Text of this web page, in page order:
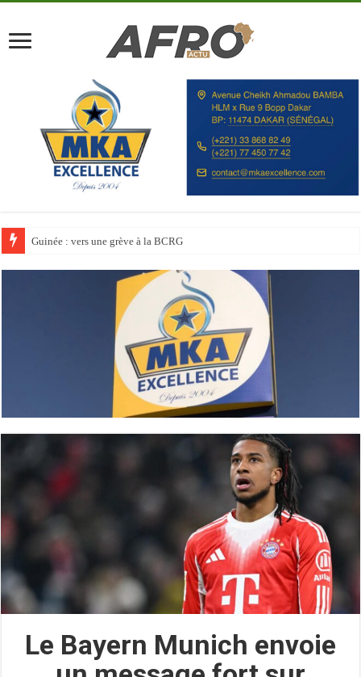
Discours à la Nation : Alassane Ouattara appelle les Ivoiriens à « l’unité,
Le Bayern Munich envoie